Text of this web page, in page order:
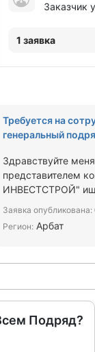
Заказчик
1 заявка
Требуется на
генеральный
Здравствуйте
представителем
ИНВЕСТСТРОЙ"
Заявка опубликована:
Регион:Арбат
Подряд?